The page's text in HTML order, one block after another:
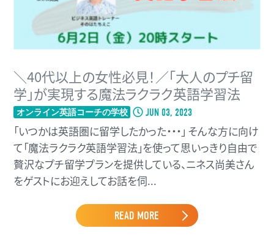
＼40代以上の女性必見！／「大人のプチ留
学」が実現する魔法ラクラク英語学習法
オンライン英語コーチの学校 JUN 03, 2023
「いつかは英語圏に留学したかった・・・」 そんな方に向け
て「魔法ラクラク英語学習法」を使って思いっきり自由で
贅沢なプチ留学プランを提供している、ニネス尚美さん
をゲストにお迎えしてお話を伺...
READ MORE